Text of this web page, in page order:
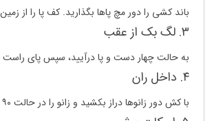
باند کشی را دور مچ پاها بگذارید. کف پا را از
۳. لگ بک از عقب
به حالت چهار دست و پا درآیید، سپس پای راست
۴. داخل ران
با کش دور زانوها دراز بکشید و زانو را در حالت ۹۰ درجه خم کنید. سپس ران راست را مانند در باز کردن از زانوی چپ دور کنید.